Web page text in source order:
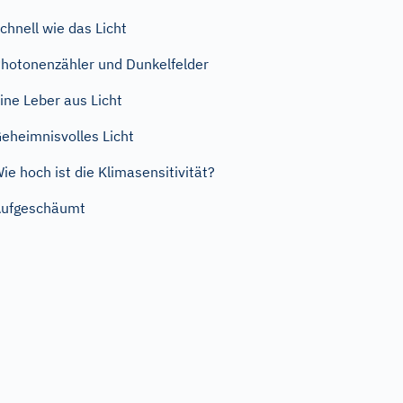
wie das Licht
und Dunkelfelder
Leber aus Licht
Licht
hoch ist die Klimasensitivität?